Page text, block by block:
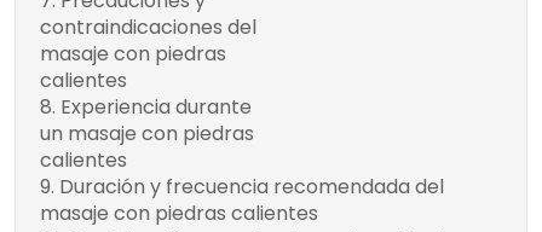
contraindicaciones del
masaje con piedras
calientes
Experiencia durante
un masaje con piedras
calientes
Duración y frecuencia recomendada del
masaje con piedras calientes